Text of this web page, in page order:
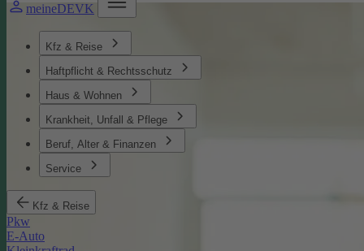
meineDEVK
Kfz & Reise
Haftpflicht & Rechtsschutz
Haus & Wohnen
Krankheit, Unfall & Pflege
Beruf, Alter & Finanzen
Service
Kfz & Reise
Pkw
E-Auto